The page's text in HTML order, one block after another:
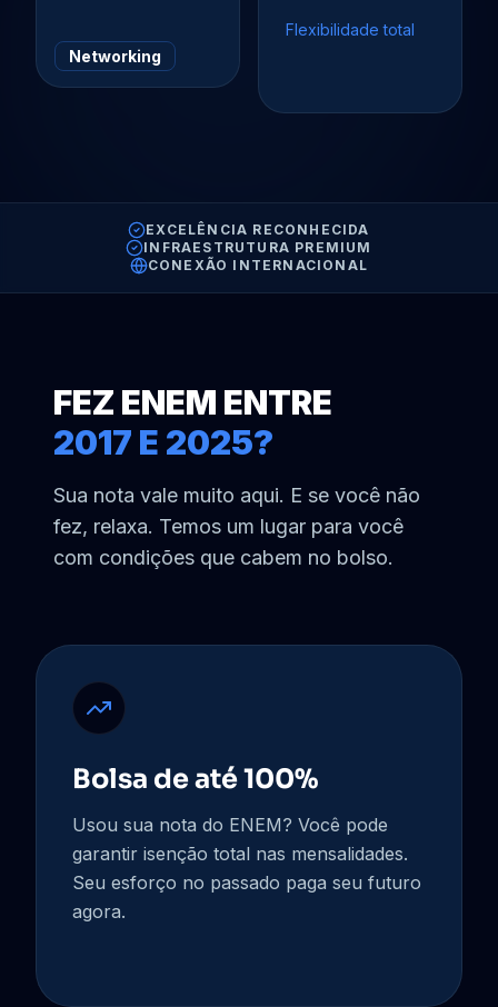
Networking
Flexibilidade total
EXCELÊNCIA RECONHECIDA
INFRAESTRUTURA PREMIUM
CONEXÃO INTERNACIONAL
FEZ ENEM ENTRE
2017 E 2025?
Sua nota vale muito aqui. E se você não
fez, relaxa. Temos um lugar para você
com condições que cabem no bolso.
Bolsa de até 100%
Usou sua nota do ENEM? Você pode
garantir isenção total nas mensalidades.
Seu esforço no passado paga seu futuro
agora.